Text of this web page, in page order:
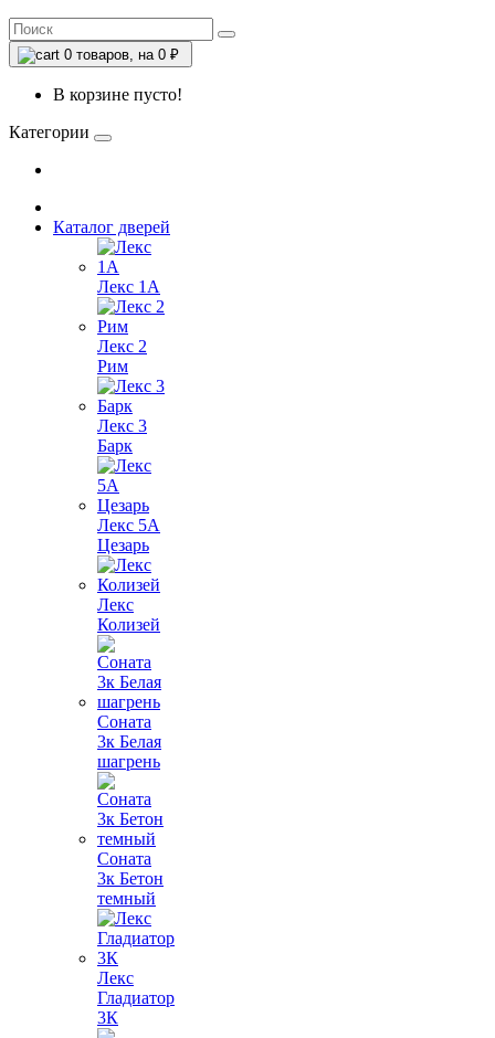
0 товаров, на 0 ₽
В корзине пусто!
Категории
Каталог дверей
Лекс 1А
Лекс 2
Рим
Лекс 3
Барк
Лекс 5А
Цезарь
Лекс
Колизей
Соната
3к Белая
шагрень
Соната
3к Бетон
темный
Лекс
Гладиатор
3К